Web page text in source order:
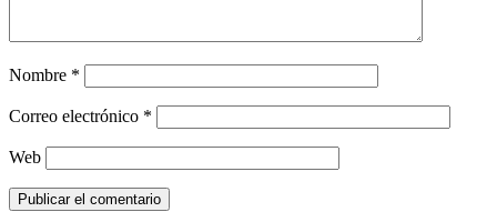
Nombre *
Correo electrónico *
Web